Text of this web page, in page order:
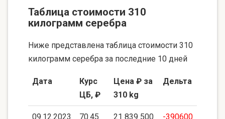
Таблица стоимости 310
килограмм серебра
Ниже представлена таблица стоимости 310
килограмм серебра за последние 10 дней
Дата
Курс
ЦБ, ₽
Цена ₽ за
310 kg
Дельта
09.12.2023 70.45 21 839 500 -390600